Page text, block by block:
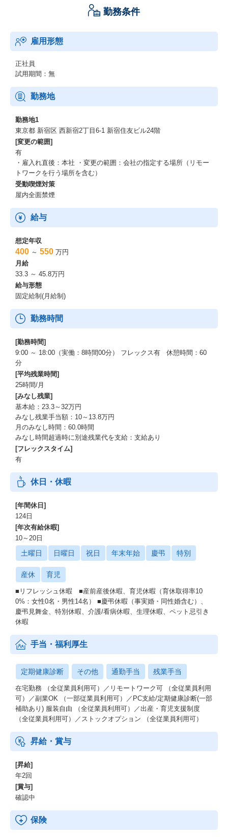
勤務条件
雇用形態
正社員
試用期間：無
勤務地
勤務地1
東京都 新宿区 西新宿2丁目6-1 新宿住友ビル24階
[変更の範囲]
有
・雇入れ直後：本社 ・変更の範囲：会社の指定する場所（リモー
トワークを行う場所を含む）
受動喫煙対策
屋内全面禁煙
給与
想定年収
400 ～ 550 万円
月給
33.3 ～ 45.8万円
給与形態
固定給制(月給制)
勤務時間
[勤務時間]
9:00 ～ 18:00（実働：8時間00分） フレックス有 休憩時間：60
分
[平均残業時間]
25時間/月
[みなし残業]
基本給：23.3～32万円
みなし残業手当額：10～13.8万円
月のみなし時間：60.0時間
みなし時間超過時に別途残業代を支給：支給あり
[フレックスタイム]
有
休日・休暇
[年間休日]
124日
[年次有給休暇]
10～20日
土曜日 日曜日 祝日 年末年始 慶弔 特別
産休 育児
■リフレッシュ休暇 ■産前産後休暇、育児休暇（育休取得率10
0%：女性0名・男性14名） ■慶弔休暇（事実婚・同性婚含む）、
慶弔見舞金、特別休暇、介護/看病休暇、生理休暇、ペット忌引き
休暇
手当・福利厚生
定期健康診断 その他 通勤手当 残業手当
在宅勤務 （全従業員利用可）／リモートワーク可 （全従業員利用
可）／副業OK （一部従業員利用可）／PC支給/定期健康診断(一部
補助あり) 服装自由 （全従業員利用可）／出産・育児支援制度
（全従業員利用可）／ストックオプション （全従業員利用可）
昇給・賞与
[昇給]
年2回
[賞与]
確認中
保険